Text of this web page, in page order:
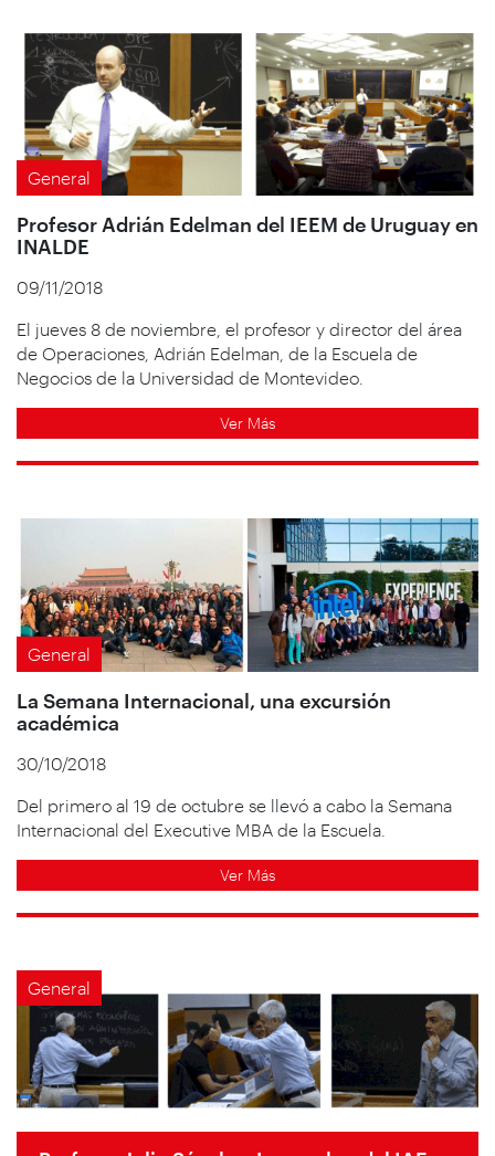
General
Profesor Adrián Edelman del IEEM de Uruguay en
INALDE
09/11/2018
El jueves 8 de noviembre, el profesor y director del área
de Operaciones, Adrián Edelman, de la Escuela de
Negocios de la Universidad de Montevideo.
Ver Más
General
La Semana Internacional, una excursión
académica
30/10/2018
Del primero al 19 de octubre se llevó a cabo la Semana
Internacional del Executive MBA de la Escuela.
Ver Más
General